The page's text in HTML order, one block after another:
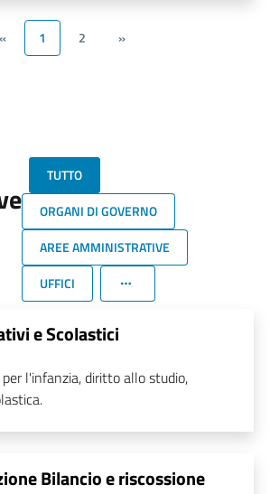
« 1 2 »
TUTTO
ORGANI DI GOVERNO
AREE AMMINISTRATIVE
UFFICI
e Scolastici
l'infanzia, diritto allo studio,
Bilancio e riscossione